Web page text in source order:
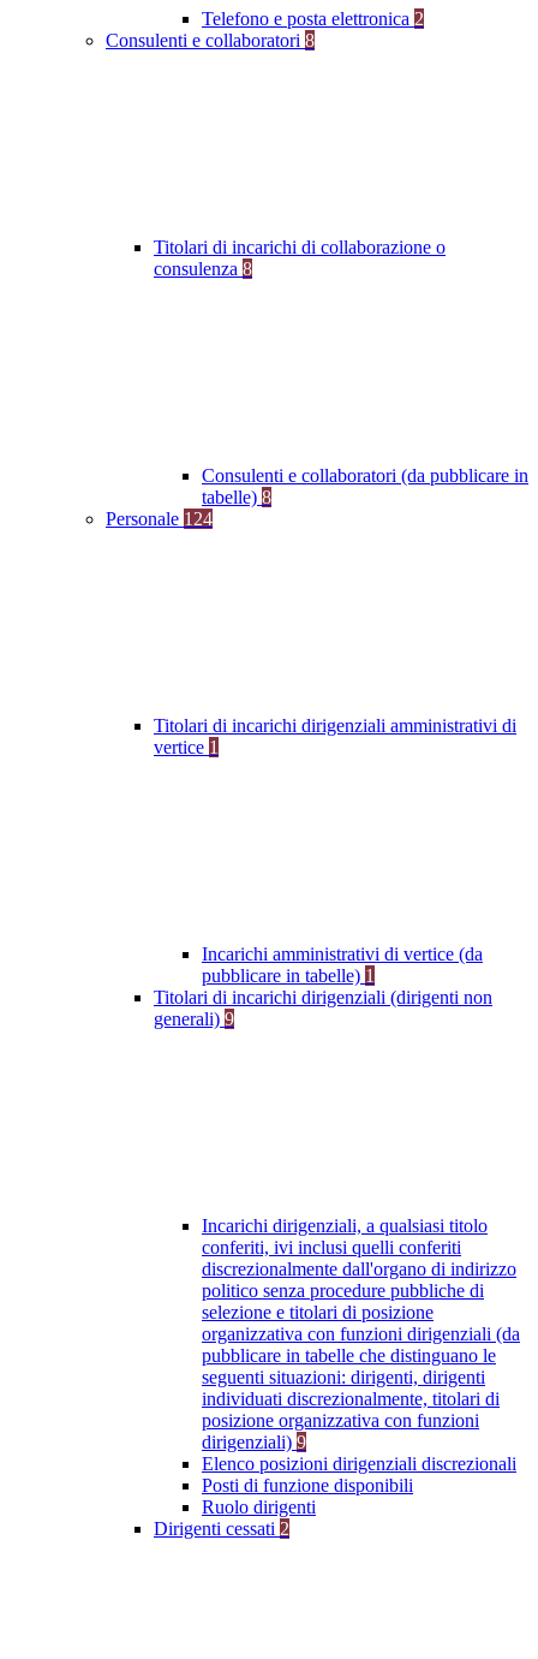
Telefono e posta elettronica 2
Consulenti e collaboratori 8
Titolari di incarichi di collaborazione o
consulenza 8
Consulenti e collaboratori (da pubblicare in
tabelle) 8
Personale 124
Titolari di incarichi dirigenziali amministrativi di
vertice 1
Incarichi amministrativi di vertice (da
pubblicare in tabelle) 1
Titolari di incarichi dirigenziali (dirigenti non
generali) 9
Incarichi dirigenziali, a qualsiasi titolo
conferiti, ivi inclusi quelli conferiti
discrezionalmente dall'organo di indirizzo
politico senza procedure pubbliche di
selezione e titolari di posizione
organizzativa con funzioni dirigenziali (da
pubblicare in tabelle che distinguano le
seguenti situazioni: dirigenti, dirigenti
individuati discrezionalmente, titolari di
posizione organizzativa con funzioni
dirigenziali) 9
Elenco posizioni dirigenziali discrezionali
Posti di funzione disponibili
Ruolo dirigenti
Dirigenti cessati 2